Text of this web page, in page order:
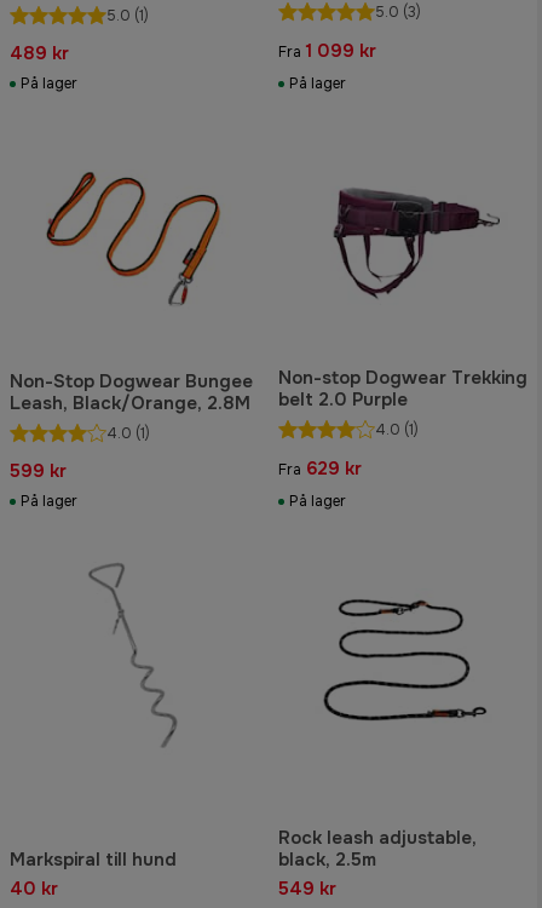
5.0 (1)
489 kr
På lager
5.0 (3)
Fra 1 099 kr
På lager
Non-Stop Dogwear Bungee
Leash, Black/Orange, 2.8M
4.0 (1)
599 kr
På lager
Non-stop Dogwear Trekking
belt 2.0 Purple
4.0 (1)
Fra 629 kr
På lager
Markspiral till hund
40 kr
Rock leash adjustable,
black, 2.5m
549 kr